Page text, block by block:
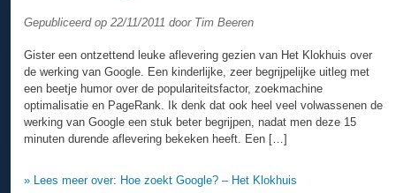
Gepubliceerd op 22/11/2011 door Tim Beeren
Gister een ontzettend leuke aflevering gezien van Het Klokhuis over
de werking van Google. Een kinderlijke, zeer begrijpelijke uitleg met
een beetje humor over de populariteitsfactor, zoekmachine
optimalisatie en PageRank. Ik denk dat ook heel veel volwassenen de
werking van Google een stuk beter begrijpen, nadat men deze 15
minuten durende aflevering bekeken heeft. Een […]
» Lees meer over: Hoe zoekt Google? – Het Klokhuis